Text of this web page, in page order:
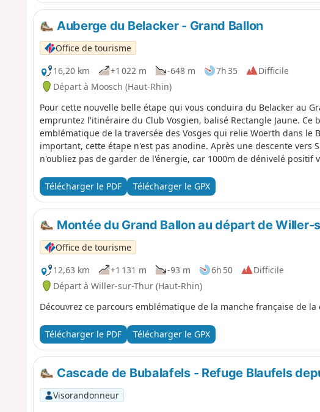
Auberge du Belacker - Grand Ballon
Office de tourisme
16,20 km
+1 022 m -648 m 7h 35
Difficile
Départ à Moosch (Haut-Rhin)
Pour cette nouvelle belle étape qui vous conduira du Belacker au
empruntez l'itinéraire du Club Vosgien, balisé Rectangle Jaune.
emblématique de la traversée des Vosges qui relie Woerth dans le
important, cette étape n'est pas anodine. Après une descente vers
n'oubliez pas de garder de l'énergie, car 1000m de dénivelé positif
Télécharger le PDF
Télécharger le GPX
Montée du Grand Ballon au départ de Willer-
Office de tourisme
12,63 km
+1 131 m -93 m 6h 50
Difficile
Départ à Willer-sur-Thur (Haut-Rhin)
Découvrez ce parcours emblématique de la manche française de
Télécharger le PDF Télécharger le GPX
Cascade de Bubalafels - Refuge Blaufels
Visorandonneur